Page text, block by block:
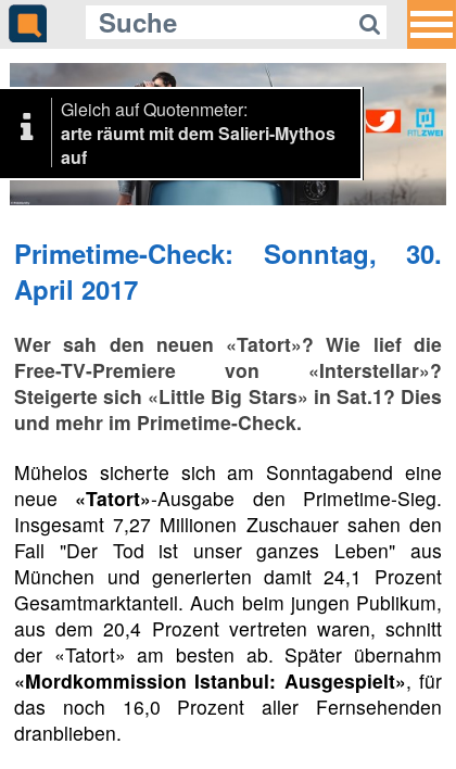
Gleich auf Quotenmeter:
arte räumt mit dem Salieri-Mythos
auf
Primetime-Check: Sonntag, 30.
April 2017
Wer sah den neuen «Tatort»? Wie lief die
Free-TV-Premiere von «Interstellar»?
Steigerte sich «Little Big Stars» in Sat.1? Dies
und mehr im Primetime-Check.
Mühelos sicherte sich am Sonntagabend eine
neue «Tatort»-Ausgabe den Primetime-Sieg.
Insgesamt 7,27 Millionen Zuschauer sahen den
Fall "Der Tod ist unser ganzes Leben" aus
München und generierten damit 24,1 Prozent
Gesamtmarktanteil. Auch beim jungen Publikum,
aus dem 20,4 Prozent vertreten waren, schnitt
der «Tatort» am besten ab. Später übernahm
«Mordkommission Istanbul: Ausgespielt», für
das noch 16,0 Prozent aller Fernsehenden
dranblieben.